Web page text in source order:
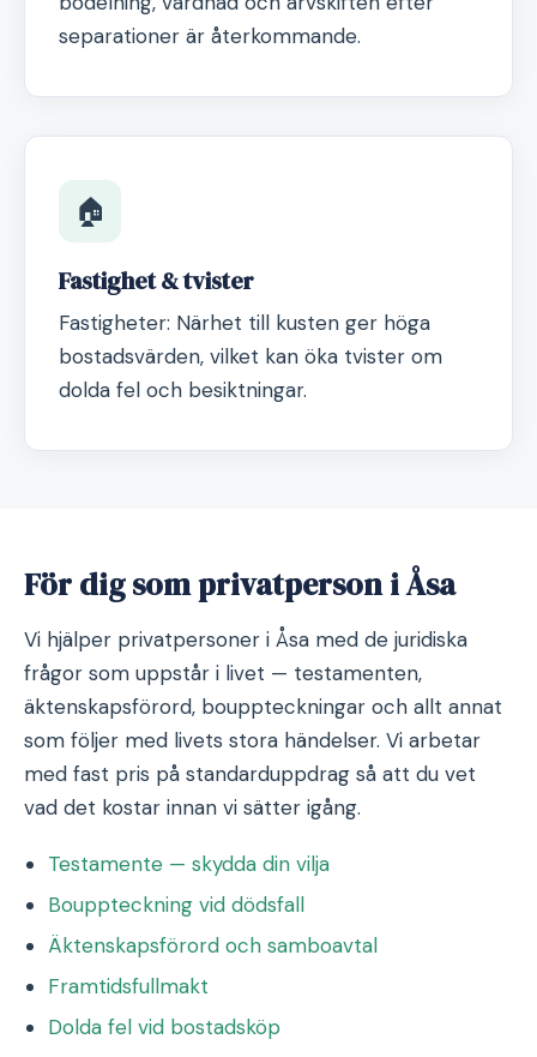
separationer är återkommande.
🏠
Fastighet & tvister
Fastigheter: Närhet till kusten ger höga
bostadsvärden, vilket kan öka tvister om
dolda fel och besiktningar.
För dig som privatperson i Åsa
Vi hjälper privatpersoner i Åsa med de juridiska
frågor som uppstår i livet — testamenten,
äktenskapsförord, bouppteckningar och allt annat
som följer med livets stora händelser. Vi arbetar
med fast pris på standarduppdrag så att du vet
vad det kostar innan vi sätter igång.
Testamente — skydda din vilja
Bouppteckning vid dödsfall
Äktenskapsförord och samboavtal
Framtidsfullmakt
Dolda fel vid bostadsköp